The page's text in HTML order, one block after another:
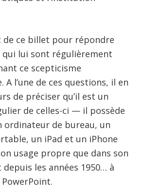
de ce billet pour répondre
qui lui sont régulièrement
ce scepticisme
A l’une de ces questions, il en
de préciser qu’il est un
de celles-ci — il possède
ordinateur de bureau, un
un iPad et un iPhone
usage propre que dans son
les années 1950… à
PowerPoint.